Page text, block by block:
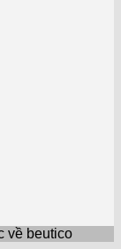
về beutico